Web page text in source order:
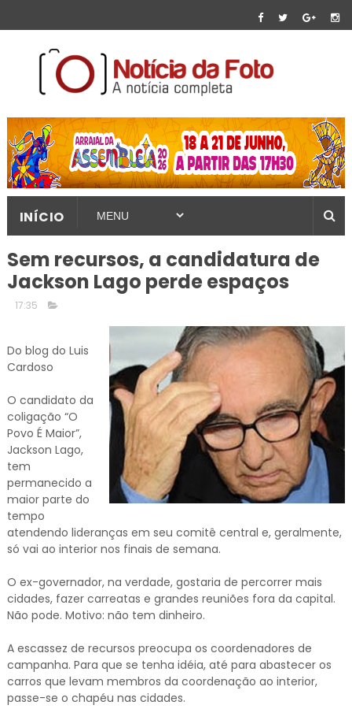
INÍCIO
Sem recursos, a candidatura de
Jackson Lago perde espaços
17:35
Do blog do Luis
Cardoso
O candidato da
coligação “O
Povo É Maior”,
Jackson Lago,
tem
permanecido a
maior parte do
tempo
atendendo lideranças em seu comitê central e, geralmente,
só vai ao interior nos finais de semana.
O ex-governador, na verdade, gostaria de percorrer mais
cidades, fazer carreatas e grandes reuniões fora da capital.
Não pode. Motivo: não tem dinheiro.
A escassez de recursos preocupa os coordenadores de
campanha. Para que se tenha idéia, até para abastecer os
carros que levam membros da coordenação ao interior,
passe-se o chapéu nas cidades.